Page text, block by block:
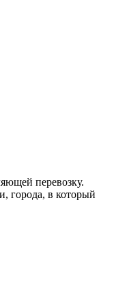
перевозку.
города, в который